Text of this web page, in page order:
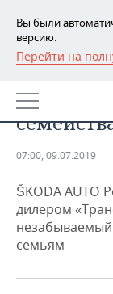
Вы были
версию.
Перейти на
РЕГИОНЫ
ТАТАРСТАН
НОВОСТИ
АНАЛИТИКА
КОРОЛИ
ВУЗЫ
НОВОСТИ
ФИНАНСЫ
БАНКИ
НОВОСТИ
НОВОСТИ
АВТО
07:00, 09.07.2019
ŠKODA AUTO
дилером
семьям